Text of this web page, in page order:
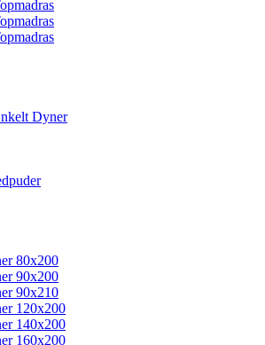
Dyner
80x200
90x200
90x210
120x200
140x200
160x200